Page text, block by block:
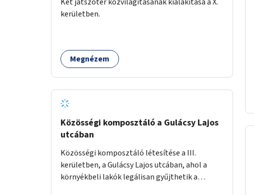
kerületben.
Megnézem
Közösségi komposztáló a Gulácsy Lajos
utcában
Közösségi komposztáló létesítése a III.
kerületben, a Gulácsy Lajos utcában, ahol a
környékbeli lakók legálisan gyűjthetik a